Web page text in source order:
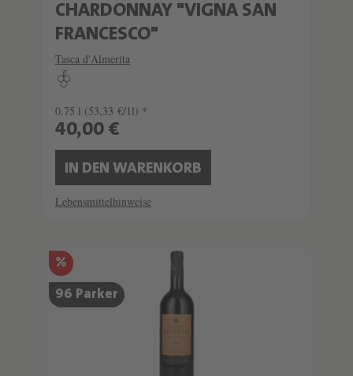
CHARDONNAY "VIGNA SAN
FRANCESCO"
Tasca d'Almerita
0.75 l (53,33 €/1l) *
40,00 €
IN DEN WARENKORB
Lebensmittelhinweise
%
96 Parker